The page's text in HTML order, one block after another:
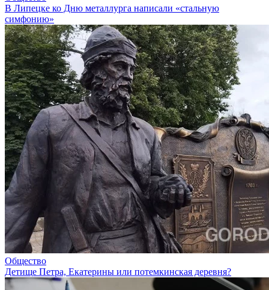
В Липецке ко Дню металлурга написали «стальную
симфонию»
Общество
Детище Петра, Екатерины или потемкинская деревня?